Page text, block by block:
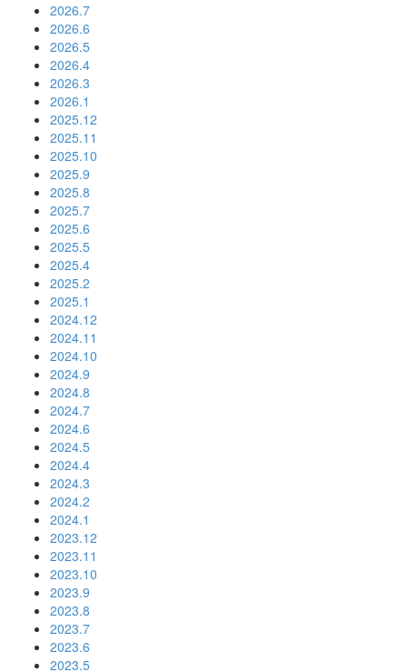
2026.7
2026.6
2026.5
2026.4
2026.3
2026.1
2025.12
2025.11
2025.10
2025.9
2025.8
2025.7
2025.6
2025.5
2025.4
2025.2
2025.1
2024.12
2024.11
2024.10
2024.9
2024.8
2024.7
2024.6
2024.5
2024.4
2024.3
2024.2
2024.1
2023.12
2023.11
2023.10
2023.9
2023.8
2023.7
2023.6
2023.5